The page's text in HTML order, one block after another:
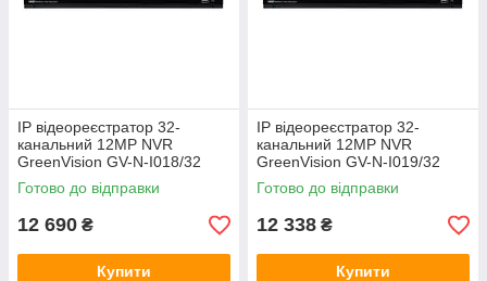
IP відеореєстратор 32-
канальний 12MP NVR
GreenVision GV-N-I018/32
12MP (V2)
Готово до відправки
12 690 ₴
Купити
IP відеореєстратор 32-
канальний 12MP NVR
GreenVision GV-N-I019/32
12MP
Готово до відправки
12 338 ₴
Купити